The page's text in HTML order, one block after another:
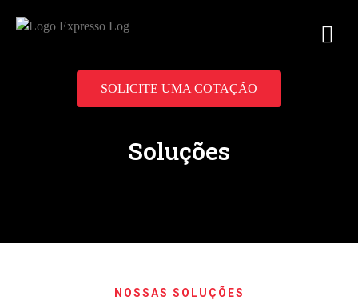
SOLICITE UMA COTAÇÃO
Soluções
NOSSAS SOLUÇÕES